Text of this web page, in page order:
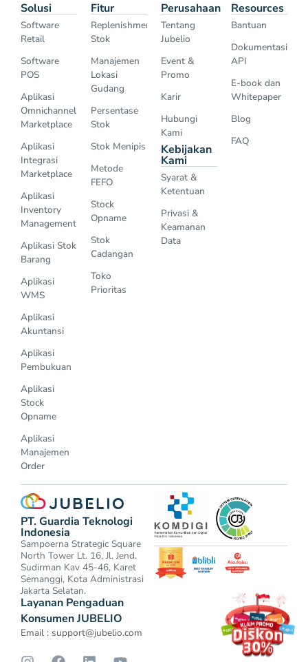
Solusi
Software
Retail
Software
POS
Aplikasi
Omnichannel
Marketplace
Aplikasi
Integrasi
Marketplace
Aplikasi
Inventory
Management
Aplikasi Stok
Barang
Aplikasi
WMS
Aplikasi
Akuntansi
Aplikasi
Pembukuan
Aplikasi
Stock
Opname
Aplikasi
Manajemen
Order
Fitur
Replenishment
Stok
Manajemen
Lokasi
Gudang
Persentase
Stok
Stok Menipis
Metode
FEFO
Stock
Opname
Stok
Cadangan
Toko
Prioritas
Perusahaan
Tentang
Jubelio
Event &
Promo
Karir
Hubungi
Kami
Kebijakan
Kami
Syarat &
Ketentuan
Privasi &
Keamanan
Data
Resources
Bantuan
Dokumentasi
API
E-book dan
Whitepaper
Blog
FAQ
PT. Guardia Teknologi
Indonesia
Sampoerna Strategic Square
North Tower Lt. 16, Jl. Jend.
Sudirman Kav 45-46, Karet
Semanggi, Kota Administrasi
Jakarta Selatan.
Layanan Pengaduan
Konsumen JUBELIO
Email : support@jubelio.com